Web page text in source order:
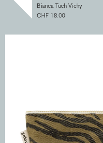
Bianca Tuch Vichy
CHF 18.00